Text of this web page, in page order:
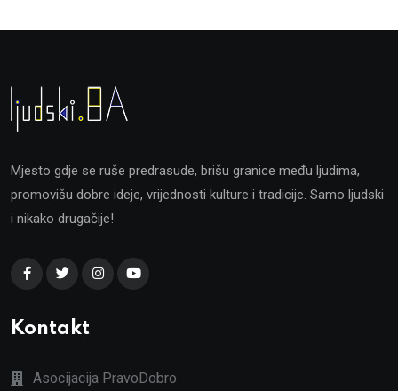
Mjesto gdje se ruše predrasude, brišu granice među ljudima,
promovišu dobre ideje, vrijednosti kulture i tradicije. Samo ljudski
i nikako drugačije!
Kontakt
Asocijacija PravoDobro